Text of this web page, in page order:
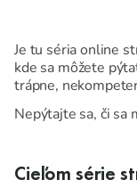
Je tu séria online
kde sa môžete
trápne,
Nepýtajte sa, či sa
Cieľom série